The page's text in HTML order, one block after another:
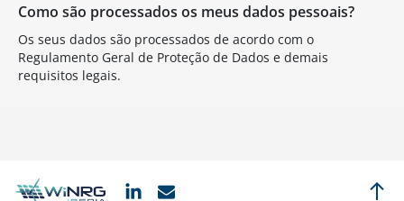
Como são processados os meus dados pessoais?
Os seus dados são processados de acordo com o
Regulamento Geral de Proteção de Dados e demais
requisitos legais.